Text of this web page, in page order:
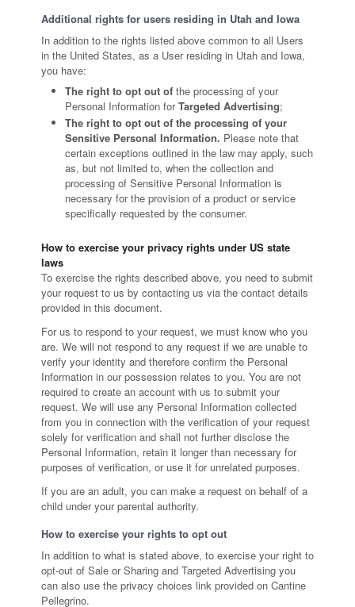
Additional rights for users residing in Utah and Iowa
In addition to the rights listed above common to all Users
in the United States, as a User residing in Utah and Iowa,
you have:
The right to opt out of the processing of your
Personal Information forTargeted Advertising;
The right to opt out of the processing of your
Sensitive Personal Information. Please note that
certain exceptions outlined in the law may apply, such
as, but not limited to, when the collection and
processing of Sensitive Personal Information is
necessary for the provision of a product or service
specifically requested by the consumer.
How to exercise your privacy rights under US state
laws
To exercise the rights described above, you need to submit
your request to us by contacting us via the contact details
provided in this document.
For us to respond to your request, we must know who you
are. We will not respond to any request if we are unable to
verify your identity and therefore confirm the Personal
Information in our possession relates to you. You are not
required to create an account with us to submit your
request. We will use any Personal Information collected
from you in connection with the verification of your request
solely for verification and shall not further disclose the
Personal Information, retain it longer than necessary for
purposes of verification, or use it for unrelated purposes.
If you are an adult, you can make a request on behalf of a
child under your parental authority.
How to exercise your rights to opt out
In addition to what is stated above, to exercise your right to
opt-out of Sale or Sharing and Targeted Advertising you
can also use the privacy choices link provided on Cantine
Pellegrino.